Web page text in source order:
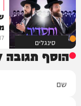
סינגלים
הוסף